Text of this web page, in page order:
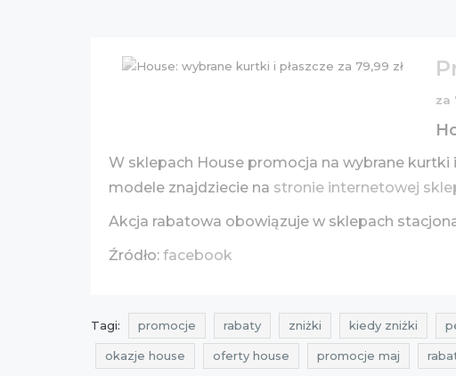
za
W sklepach House promocja na wybrane kurtki
modele znajdziecie na stronie internetowej
Akcja rabatowa obowiązuje w sklepach
Źródło: facebook
Tagi: promocje rabaty zniżki kiedy zniżki
okazje house oferty house promocje maj